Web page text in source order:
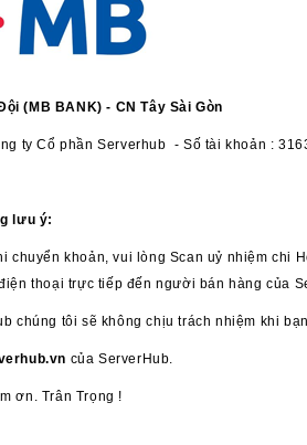
(MB BANK) - CN Tây Sài Gòn
ty Cổ phần Serverhub - Số tài khoản :
lưu ý:
chuyển khoản, vui lòng Scan uỷ nhiệm chi
thoại trực tiếp đến người bán hàng của
chúng tôi sẽ không chịu trách nhiệm khi
của ServerHub.
ơn. Trân Trọng !